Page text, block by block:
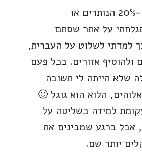
שמוותרים על ה-20% הנותרים או
על אתר שסתם
למדתי לשלוט על העברית,
ולהוסיף אזורים. בכל פעם
שלא הייתה לי תשובה
הלוא הוא גוגל 🙂
למידה בשליטה על
העבודה ב-wix, אבל ברגע שמבינים את
יותר שם.